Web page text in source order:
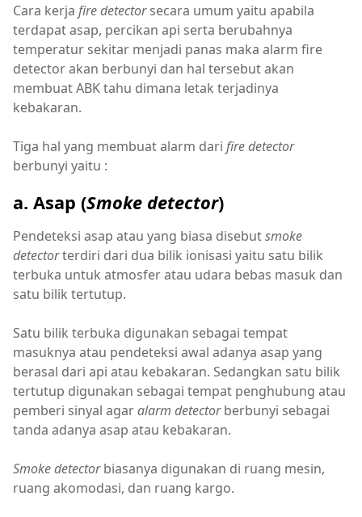
Cara kerja fire detectorsecara umum yaitu apabila
terdapat asap, percikan api serta berubahnya
temperatur sekitar menjadi panas maka alarm fire
detector akan berbunyi dan hal tersebut akan
membuat ABK tahu dimana letak terjadinya
kebakaran.
Tiga hal yang membuat alarm dari fire detector
berbunyi yaitu :
a. Asap (Smoke detector)
Pendeteksi asap atau yang biasa disebutsmoke
detectorterdiri dari dua bilik ionisasi yaitu satu bilik
terbuka untuk atmosfer atau udara bebas masuk dan
satu bilik tertutup.
Satu bilik terbuka digunakan sebagai tempat
masuknya atau pendeteksi awal adanya asap yang
berasal dari api atau kebakaran. Sedangkan satu bilik
tertutup digunakan sebagai tempat penghubung atau
pemberi sinyal agaralarm detectorberbunyi sebagai
tanda adanya asap atau kebakaran.
Smoke detectorbiasanya digunakan di ruang mesin,
ruang akomodasi, dan ruang kargo.